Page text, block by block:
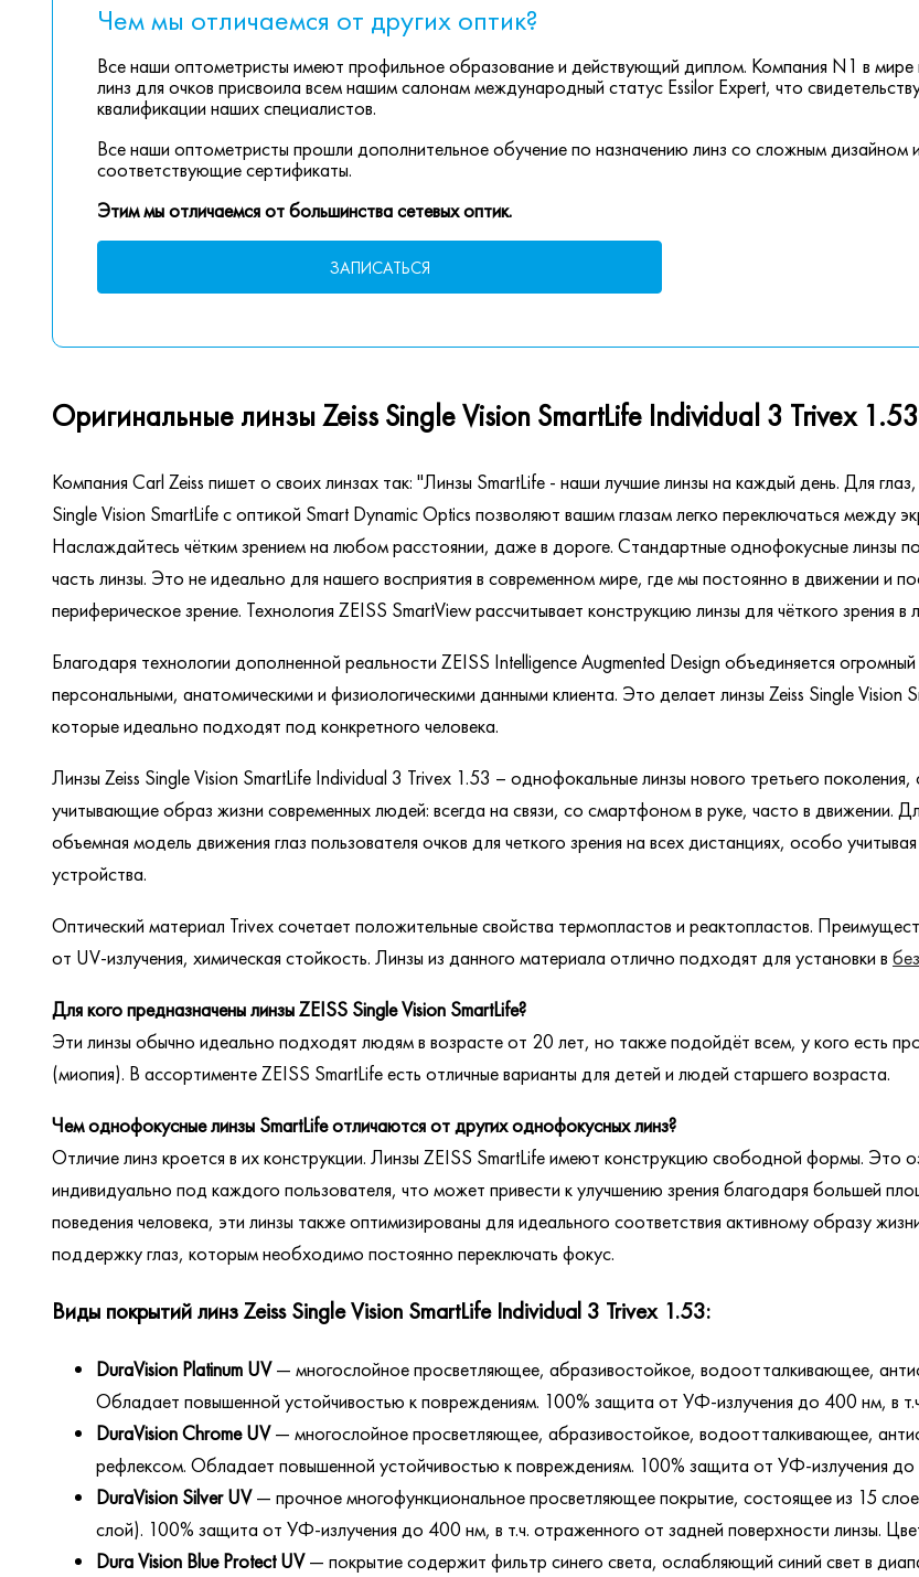
Чем мы отличаемся от других оптик?
Все наши оптометристы имеют профильное образование и действующий диплом. Компания N1 в мире
линз для очков присвоила всем нашим салонам международный статус Essilor Expert, что
квалификации наших специалистов.
Все наши оптометристы прошли дополнительное обучение по назначению линз со сложным дизайном
соответствующие сертификаты.
Этим мы отличаемся от большинства сетевых оптик.
ЗАПИСАТЬСЯ
Оригинальные линзы Zeiss Single Vision SmartLife Individual 3 Trivex 1.53
Компания Carl Zeiss пишет о своих линзах так: "Линзы SmartLife - наши лучшие линзы на каждый день. Для
Single Vision SmartLife с оптикой Smart Dynamic Optics позволяют вашим глазам легко переключаться между
Наслаждайтесь чётким зрением на любом расстоянии, даже в дороге. Стандартные однофокусные линзы
часть линзы. Это не идеально для нашего восприятия в современном мире, где мы постоянно в движении
периферическое зрение. Технология ZEISS SmartView рассчитывает конструкцию линзы для чёткого
Благодаря технологии дополненной реальности ZEISS Intelligence Augmented Design объединяется
персональными, анатомическими и физиологическими данными клиента. Это делает линзы Zeiss Single
которые идеально подходят под конкретного человека.
Линзы Zeiss Single Vision SmartLife Individual 3 Trivex 1.53 – однофокальные линзы нового третьего
учитывающие образ жизни современных людей: всегда на связи, со смартфоном в руке, часто в движении.
объемная модель движения глаз пользователя очков для четкого зрения на всех дистанциях, особо
устройства.
Оптический материал Trivex сочетает положительные свойства термопластов и реактопластов.
от UV-излучения, химическая стойкость. Линзы из данного материала отлично подходят для установки в
Для кого предназначены линзы ZEISS Single Vision SmartLife?
Эти линзы обычно идеально подходят людям в возрасте от 20 лет, но также подойдёт всем, у кого есть
(миопия). В ассортименте ZEISS SmartLife есть отличные варианты для детей и людей старшего возраста.
Чем однофокусные линзы SmartLife отличаются от других однофокусных линз?
Отличие линз кроется в их конструкции. Линзы ZEISS SmartLife имеют конструкцию свободной формы. Это
индивидуально под каждого пользователя, что может привести к улучшению зрения благодаря большей
поведения человека, эти линзы также оптимизированы для идеального соответствия активному образу
поддержку глаз, которым необходимо постоянно переключать фокус.
Виды покрытий линз Zeiss Single Vision SmartLife Individual 3 Trivex 1.53:
DuraVision Platinum UV— многослойное просветляющее, абразивостойкое, водоотталкивающее,
Обладает повышенной устойчивостью к повреждениям. 100% защита от УФ-излучения до 400 нм, в
DuraVision Chrome UV— многослойное просветляющее, абразивостойкое, водоотталкивающее,
рефлексом. Обладает повышенной устойчивостью к повреждениям. 100% защита от УФ-излучения до
DuraVision Silver UV— прочное многофункциональное просветляющее покрытие, состоящее из 15
слой). 100% защита от УФ-излучения до 400 нм, в т.ч. отраженного от задней поверхности линзы.
Dura Vision Blue Protect UV— покрытие содержит фильтр синего света, ослабляющий синий свет в